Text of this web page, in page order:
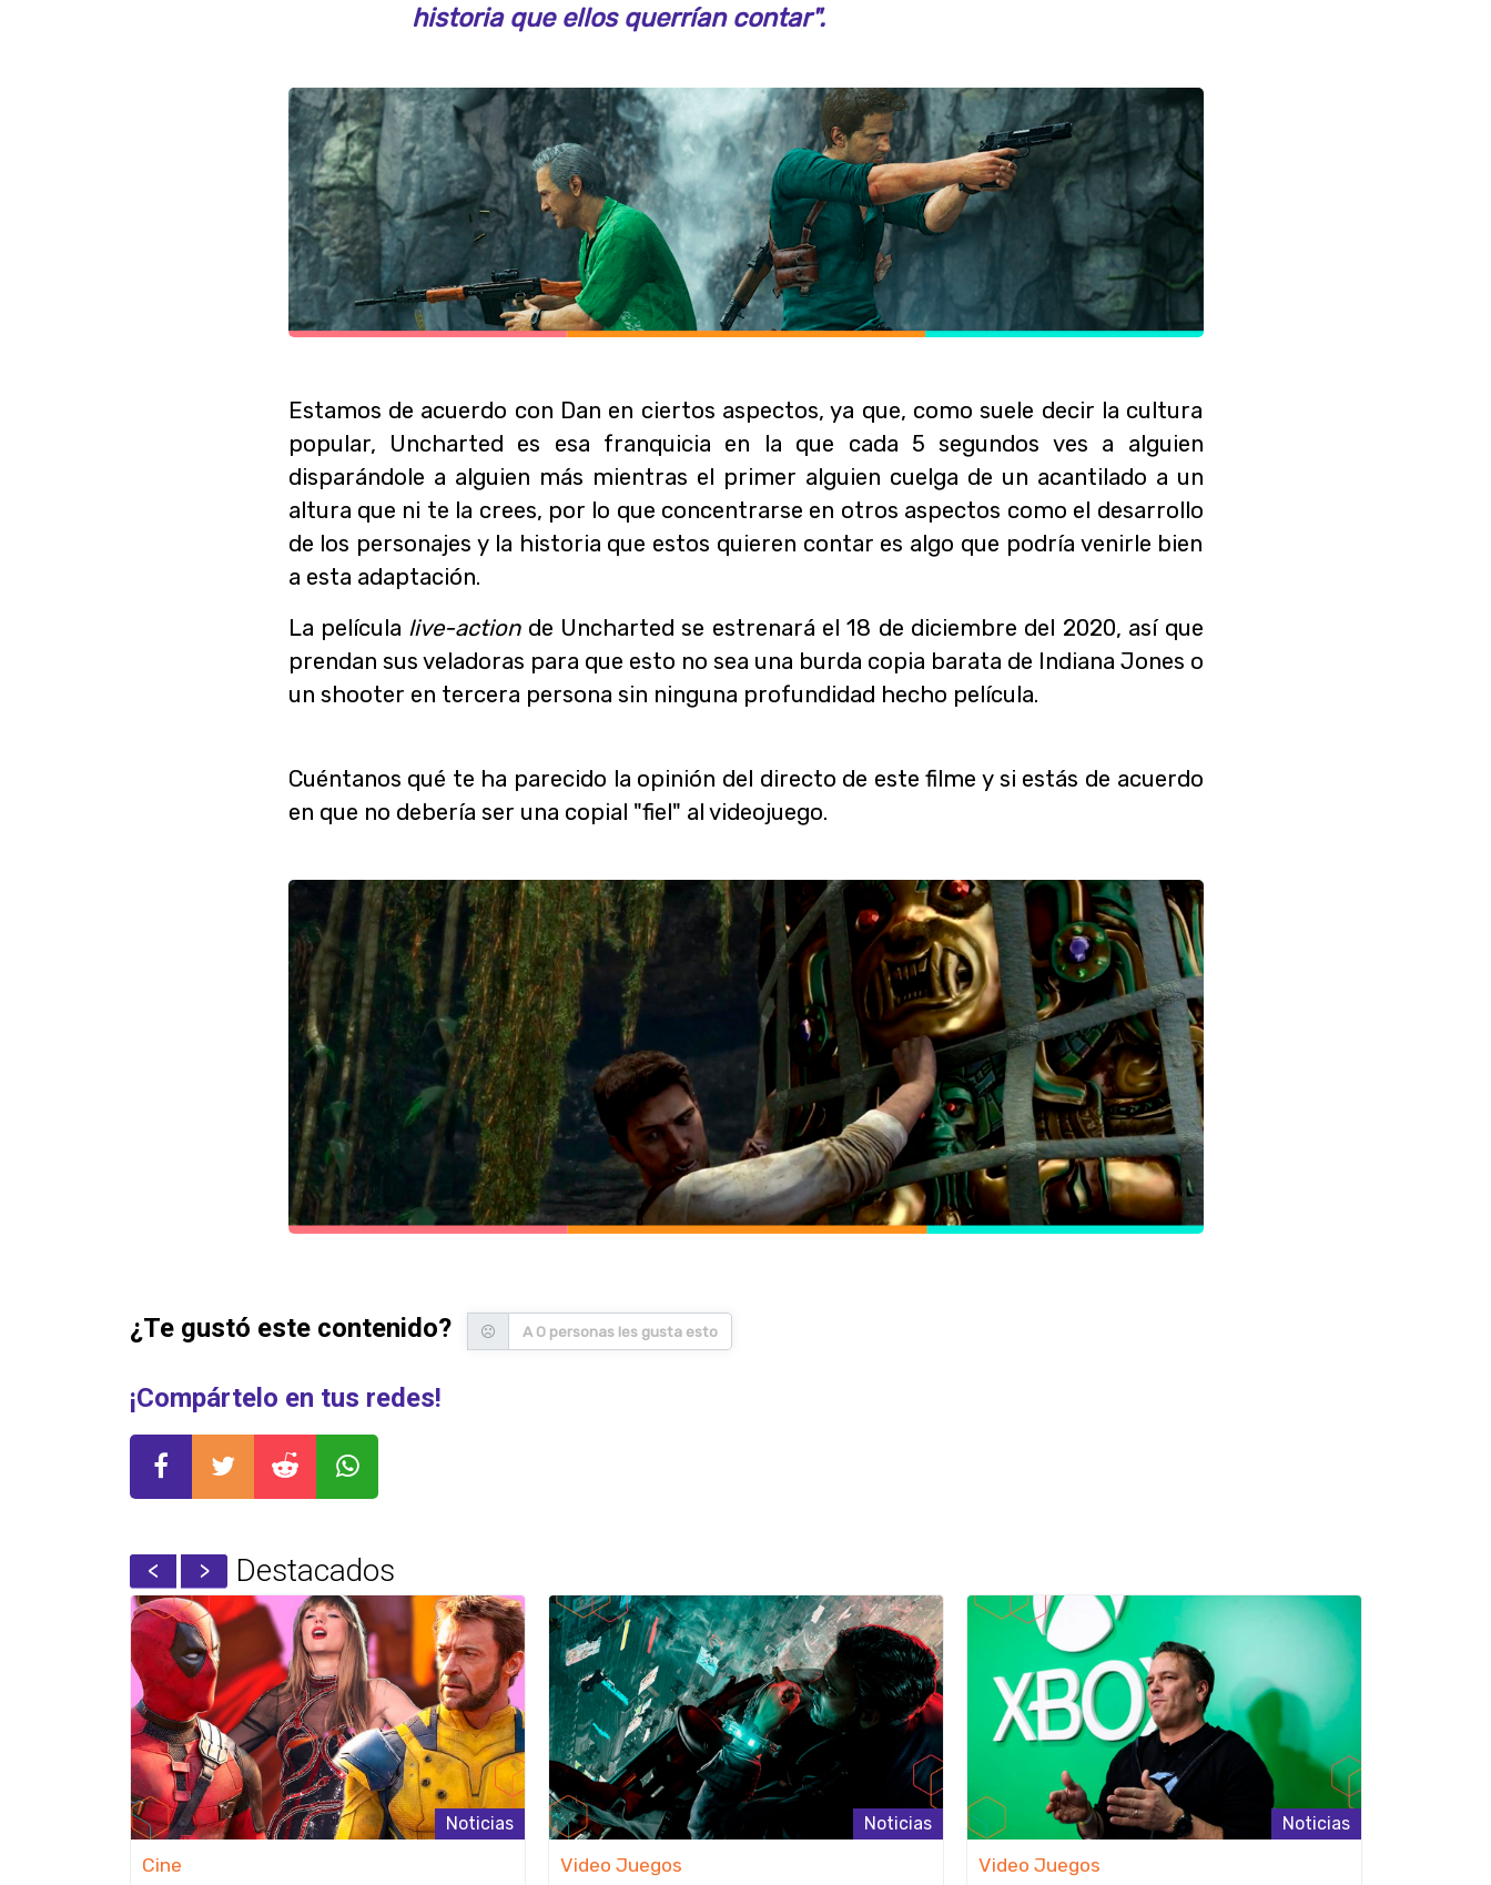
historia que ellos querrían contar".
Estamos de acuerdo con Dan en ciertos aspectos, ya que, como suele decir la cultura
popular, Uncharted es esa franquicia en la que cada 5 segundos ves a alguien
disparándole a alguien más mientras el primer alguien cuelga de un acantilado a un
altura que ni te la crees, por lo que concentrarse en otros aspectos como el desarrollo
de los personajes y la historia que estos quieren contar es algo que podría venirle bien
a esta adaptación.
La película live-actionde Uncharted se estrenará el 18 de diciembre del 2020, así que
prendan sus veladoras para que esto no sea una burda copia barata de Indiana Jones o
un shooter en tercera persona sin ninguna profundidad hecho película.
Cuéntanos qué te ha parecido la opinión del directo de este filme y si estás de acuerdo
en que no debería ser una copial "fiel" al videojuego.
¿Te gustó este contenido? A 0 personas les gusta esto
¡Compártelo en tus redes!
Destacados
Noticias
Cine
Noticias
Video Juegos
Noticias
Video Juegos